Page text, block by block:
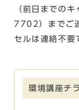
（前日までの
7702）までご
セルは連絡不要
環境講座チ